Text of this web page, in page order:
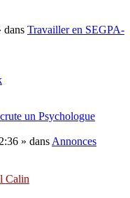
dans Travailler en SEGPA-
un Psychologue
» dans Annonces
Calin